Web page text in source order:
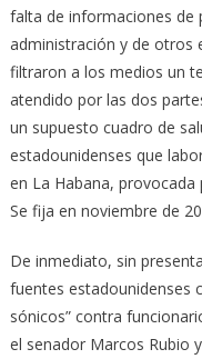
falta de informaciones de
administración y de otros
filtraron a los medios un
atendido por las dos
un supuesto cuadro de
estadounidenses que
en La Habana,
Se fija en noviembre de
De inmediato, sin
fuentes estadounidenses
sónicos” contra
el senador Marcos Rubio